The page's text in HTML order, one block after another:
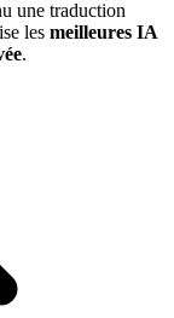
une traduction
les meilleures IA
.